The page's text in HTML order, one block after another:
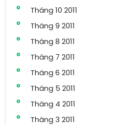
Tháng 10 2011
Tháng 9 2011
Tháng 8 2011
Tháng 7 2011
Tháng 6 2011
Tháng 5 2011
Tháng 4 2011
Tháng 3 2011